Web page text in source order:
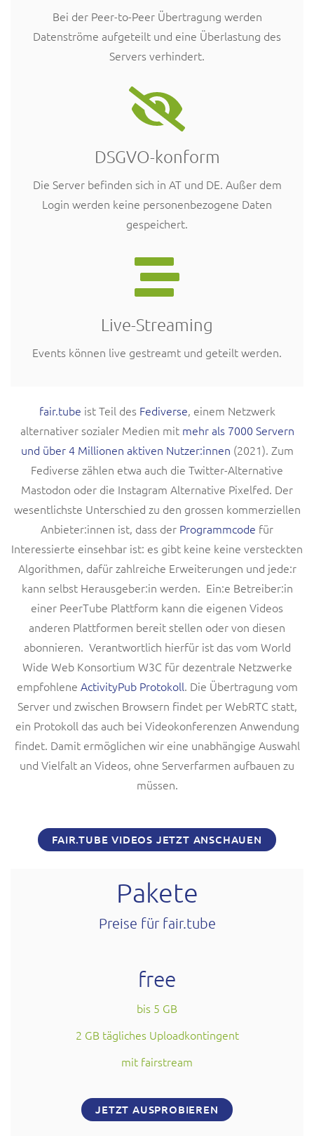
Bei der Peer-to-Peer Übertragung werden
Datenströme aufgeteilt und eine Überlastung des
Servers verhindert.
DSGVO-konform
Die Server befinden sich in AT und DE. Außer dem
Login werden keine personenbezogene Daten
gespeichert.
Live-Streaming
Events können live gestreamt und geteilt werden.
fair.tube ist Teil des Fediverse, einem Netzwerk
alternativer sozialer Medien mit mehr als 7000 Servern
und über 4 Millionen aktiven Nutzer:innen (2021). Zum
Fediverse zählen etwa auch die Twitter-Alternative
Mastodon oder die Instagram Alternative Pixelfed. Der
wesentlichste Unterschied zu den grossen kommerziellen
Anbieter:innen ist, dass der Programmcode für
Interessierte einsehbar ist: es gibt keine keine versteckten
Algorithmen, dafür zahlreiche Erweiterungen und jede:r
kann selbst Herausgeber:in werden. Ein:e Betreiber:in
einer PeerTube Plattform kann die eigenen Videos
anderen Plattformen bereit stellen oder von diesen
abonnieren. Verantwortlich hierfür ist das vom World
Wide Web Konsortium W3C für dezentrale Netzwerke
empfohlene ActivityPub Protokoll. Die Übertragung vom
Server und zwischen Browsern findet per WebRTC statt,
ein Protokoll das auch bei Videokonferenzen Anwendung
findet. Damit ermöglichen wir eine unabhängige Auswahl
und Vielfalt an Videos, ohne Serverfarmen aufbauen zu
müssen.
FAIR.TUBE VIDEOS JETZT ANSCHAUEN
Pakete
Preise für fair.tube
free
bis 5 GB
2 GB tägliches Uploadkontingent
mit fairstream
JETZT AUSPROBIEREN